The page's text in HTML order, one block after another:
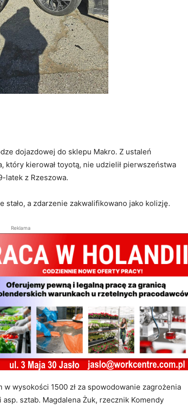
dojazdowej do sklepu Makro. Z ustaleń
który kierował toyotą, nie udzielił pierwszeństwa
latek z Rzeszowa.
a zdarzenie zakwalifikowano jako kolizję.
Reklama
wysokości 1500 zł za spowodowanie zagrożenia
sztab. Magdalena Żuk, rzecznik Komendy